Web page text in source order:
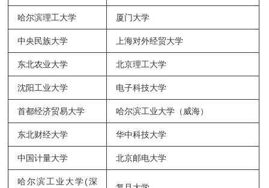
哈尔滨理工大学 厦门大学
中央民族大学 上海对外经贸大学
东北农业大学 北京理工大学
沈阳工业大学 电子科技大学
首都经济贸易大学 哈尔滨工业大学（威海）
东北财经大学 华中科技大学
中国计量大学 北京邮电大学
哈尔滨工业大学(深